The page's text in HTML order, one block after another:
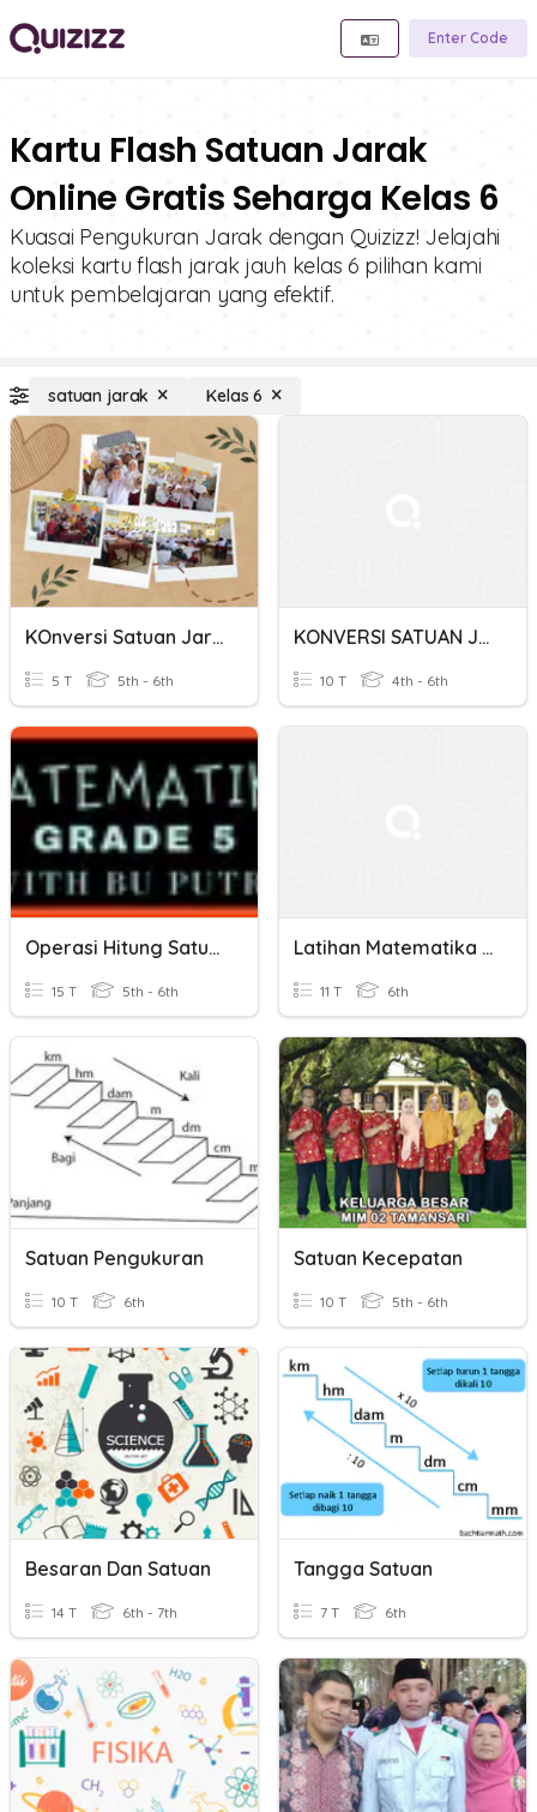
Enter Code
Kartu Flash Satuan Jarak
Online Gratis Seharga Kelas 6
Kuasai Pengukuran Jarak dengan Quizizz! Jelajahi
koleksi kartu flash jarak jauh kelas 6 pilihan kami
untuk pembelajaran yang efektif.
satuan jarak Kelas 6
KOnversi Satuan Jarak
5 T 5th - 6th
KONVERSI SATUAN JARAK
10 T 4th - 6th
Operasi Hitung Satuan Waktu Dan Jarak
15 T 5th - 6th
Latihan Matematika Satuan Jarak
11 T 6th
Satuan Pengukuran
10 T 6th
Satuan Kecepatan
10 T 5th - 6th
Besaran Dan Satuan
14 T 6th - 7th
Tangga Satuan
7 T 6th